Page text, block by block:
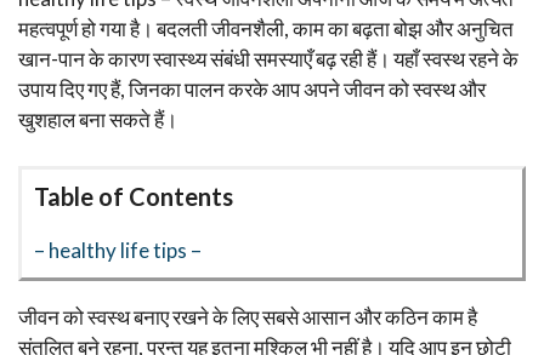
महत्वपूर्ण हो गया है। बदलती जीवनशैली, काम का बढ़ता बोझ और अनुचित
खान-पान के कारण स्वास्थ्य संबंधी समस्याएँ बढ़ रही हैं। यहाँ स्वस्थ रहने के
उपाय दिए गए हैं, जिनका पालन करके आप अपने जीवन को स्वस्थ और
खुशहाल बना सकते हैं।
Table of Contents
– healthy life tips –
जीवन को स्वस्थ बनाए रखने के लिए सबसे आसान और कठिन काम है
संतुलित बने रहना, परन्तु यह इतना मुश्किल भी नहीं है। यदि आप इन छोटी